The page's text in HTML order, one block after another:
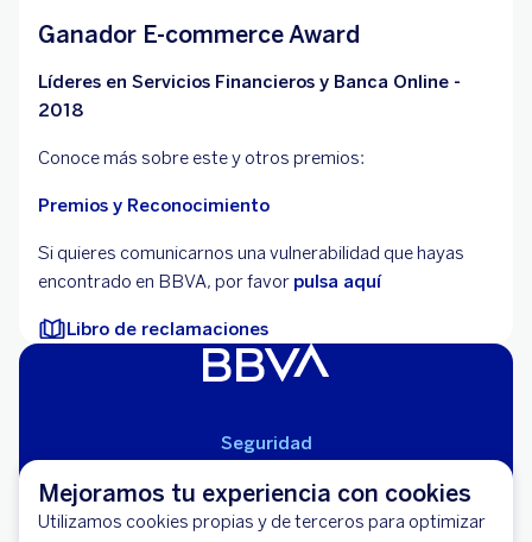
Mejoramos tu experiencia con cookies
Utilizamos cookies propias y de terceros para optimizar
Ganador E-commerce Award
Líderes en Servicios Financieros y Banca Online -
2018
Conoce más sobre este y otros premios:
Premios y Reconocimiento
Si quieres comunicarnos una vulnerabilidad que hayas
encontrado en BBVA, por favor pulsa aquí
Libro de reclamaciones
Seguridad
Cláusulas Generales de Contratación
Mapa del Sitio